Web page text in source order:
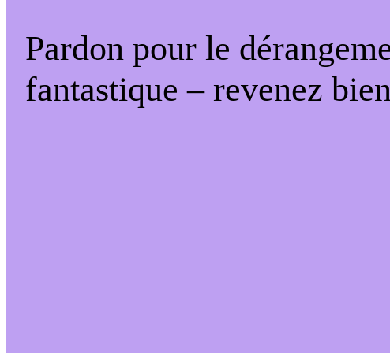
Pardon pour le
fantastique – revenez